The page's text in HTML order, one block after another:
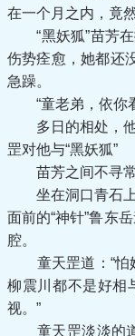
在一个月之内，竟
“黑妖狐”苗芳在
伤势痊愈，她都还
急躁。
“童老弟，依你
多日的相处，他
罡对他与“黑妖狐”
苗芳之间不寻常
坐在洞口青石上
面前的“神针”鲁东
腔。
童天罡道：“怕她
柳震川都不是好相
视。”
童天罡淡淡的道